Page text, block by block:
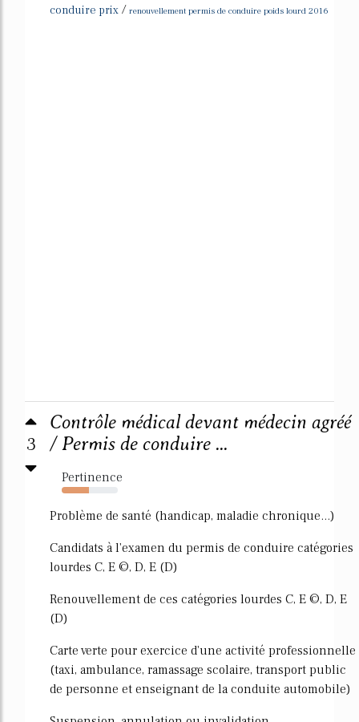
conduire prix / renouvellement permis de conduire poids lourd 2016
3
Contrôle médical devant médecin agréé
/ Permis de conduire ...
Pertinence
48%
Problème de santé (handicap, maladie chronique...)
Candidats à l'examen du permis de conduire catégories
lourdes C, E ©, D, E (D)
Renouvellement de ces catégories lourdes C, E ©, D, E
(D)
Carte verte pour exercice d'une activité professionnelle
(taxi, ambulance, ramassage scolaire, transport public
de personne et enseignant de la conduite automobile)